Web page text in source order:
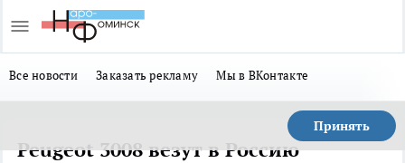
Все новости Заказать рекламу Мы в ВКонтакте
Принять
Peugeot 3008 везут в Россию